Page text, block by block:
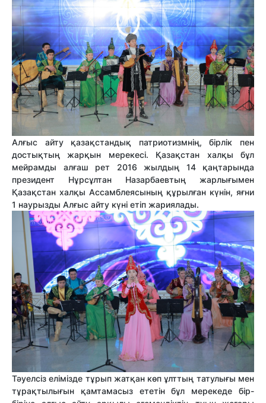
Алғыс айту қазақстандық патриотизмнің, бірлік пен
достықтың жарқын мерекесі. Қазақстан халқы бұл
мейрамды алғаш рет 2016 жылдың 14 қаңтарында
президент Нұрсұлтан Назарбаевтың жарлығымен
Қазақстан халқы Ассамблеясының құрылған күнін, яғни
1 наурызды Алғыс айту күні етіп жариялады.
Тәуелсіз елімізде тұрып жатқан көп ұлттың татулығы мен
тұрақтылығын қамтамасыз ететін бұл мерекеде бір-